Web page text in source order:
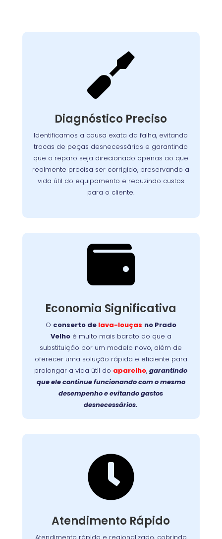

Diagnóstico Preciso
Identificamos a causa exata da falha, evitando
trocas de peças desnecessárias e garantindo
que o reparo seja direcionado apenas ao que
realmente precisa ser corrigido, preservando a
vida útil do equipamento e reduzindo custos
para o cliente.
Avaliação Técnica
Detalhada
Nosso processo detalhado garante que cada
com atenção. Utilizamos equipamentos de
a origem dos problemas.
Assim, evitamos
reparos desnecessários, preservamos a vida útil
do aparelho e asseguramos que o cliente
pague apenas pelo que realmente precisa ser
corrigido.

Economia Significativa
O conserto de lava-louças no Prado
Velhoé muito mais barato do que a
substituição por um modelo novo, além de
oferecer uma solução rápida e eficiente para
prolongar a vida útil do aparelho,garantindo
que ele continue funcionando com o mesmo
desempenho e evitando gastos
desnecessários.
Custo-Benefício
Garantido
Recuperar o desempenho do seu
equipamento é simples e rápido. O
conserto
lava-louças
no Prado Velho
garante mais
durabilidade, evita trocas caras e devolve a
eficiência original ao seu aparelho.
Faça a
escolha inteligente:
prolongue a vida útil da
sua lava-louças com um reparo profissional e
de qualidade!

Atendimento Rápido
Suporte Ágil e Eficiente
Com equipes preparadas e logística eficiente,
chegamos até você com agilidade, em
região metropolitana
atendimento é planejado para solucionar o
problema no menor tempo possível,